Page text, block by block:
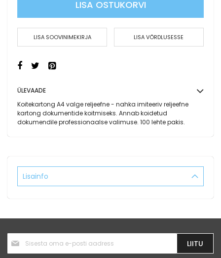
LISA OSTUKORVI
LISA SOOVINIMEKIRJA LISA VÕRDLUSESSE
ÜLEVAADE
Koitekartong A4 valge reljeefne - nahka imiteeriv reljeefne
kartong dokumentide koitmiseks. Annab koidetud
dokumendile professionaalse valimuse. 100 lehte pakis.
Lisainfo
uudiskirjaga:
LIITU